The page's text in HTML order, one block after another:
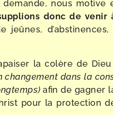
nous motive
ns donc de venir
d’abs­ti­nences,
la colère de
chan­ge­ment dans la
afin de gagner
pour la pro­tec­tion